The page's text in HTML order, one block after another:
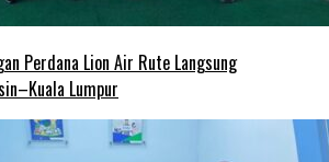
Perdana Lion Air Rute Langsung
Lumpur